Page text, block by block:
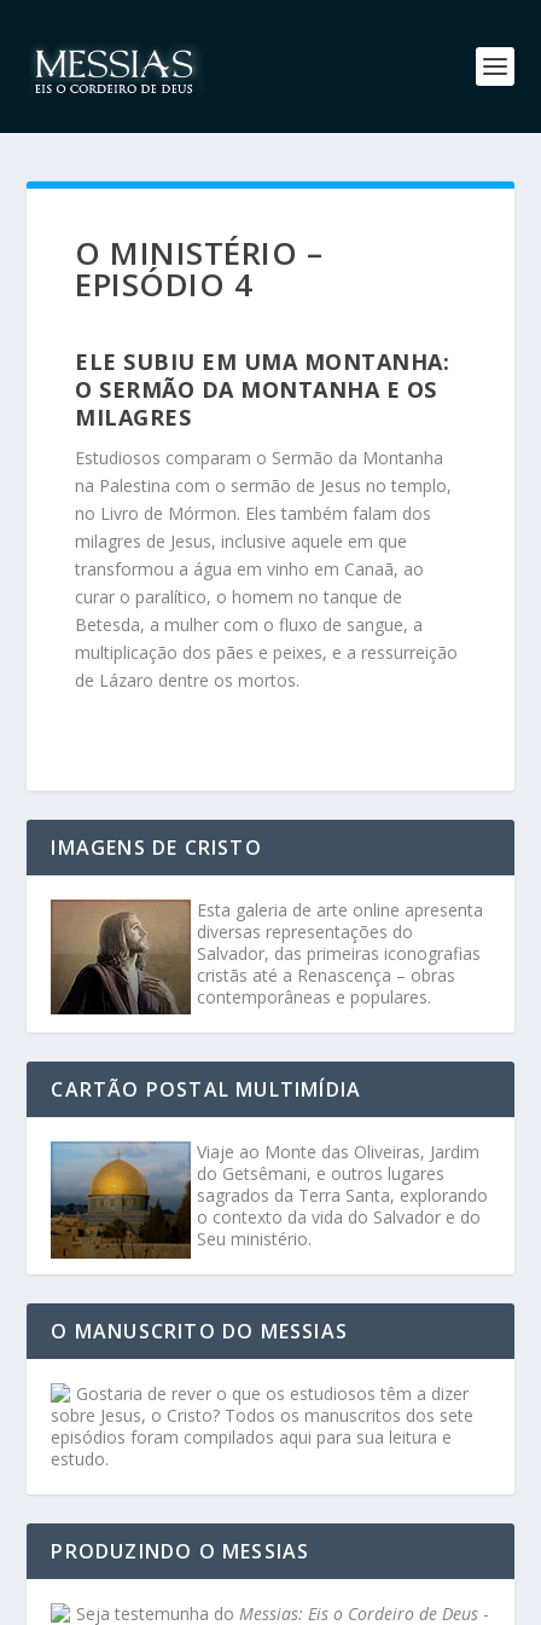
O MINISTÉRIO –
EPISÓDIO 4
ELE SUBIU EM UMA MONTANHA:
O SERMÃO DA MONTANHA E OS
MILAGRES
Estudiosos comparam o Sermão da Montanha
na Palestina com o sermão de Jesus no templo,
no Livro de Mórmon. Eles também falam dos
milagres de Jesus, inclusive aquele em que
transformou a água em vinho em Canaã, ao
curar o paralítico, o homem no tanque de
Betesda, a mulher com o fluxo de sangue, a
multiplicação dos pães e peixes, e a ressurreição
de Lázaro dentre os mortos.
IMAGENS DE CRISTO
Esta galeria de arte online apresenta
diversas representações do
Salvador, das primeiras iconografias
cristãs até a Renascença – obras
contemporâneas e populares.
CARTÃO POSTAL MULTIMÍDIA
Viaje ao Monte das Oliveiras, Jardim
do Getsêmani, e outros lugares
sagrados da Terra Santa, explorando
o contexto da vida do Salvador e do
Seu ministério.
O MANUSCRITO DO MESSIAS
Gostaria de rever o que os estudiosos têm a dizer
sobre Jesus, o Cristo? Todos os manuscritos dos sete
episódios foram compilados aqui para sua leitura e
estudo.
PRODUZINDO O MESSIAS
Seja testemunha doMessias: Eis o Cordeiro de Deus -